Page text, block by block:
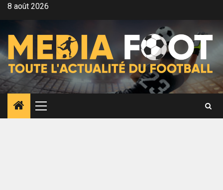
Aller8 août 2026
Menu
principal